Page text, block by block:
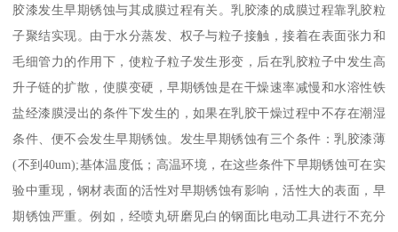
胶漆发生早期锈蚀与其成膜过程有关。乳胶漆的成膜过程靠乳胶粒
子聚结实现。由于水分蒸发、权子与粒子接触，接着在表面张力和
毛细管力的作用下，使粒子粒子发生形变，后在乳胶粒子中发生高
升子链的扩散，使膜变硬，早期锈蚀是在干燥速率减慢和水溶性铁
盐经漆膜浸出的条件下发生的，如果在乳胶干燥过程中不存在潮湿
条件、便不会发生早期锈蚀。发生早期锈蚀有三个条件：乳胶漆薄
(不到40um);基体温度低；高温环境，在这些条件下早期锈蚀可在实
验中重现，钢材表面的活性对早期锈蚀有影响，活性大的表面，早
期锈蚀严重。例如，经喷丸研磨见白的钢面比电动工具进行不充分